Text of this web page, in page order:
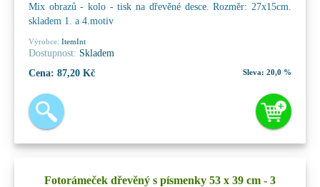
Mix obrazů - kolo - tisk na dřevěné desce. Rozměr: 27x15cm.
skladem 1. a 4.motiv
Výrobce: ItemInt
Dostupnost: Skladem
Cena: 87,20 Kč Sleva: 20,0 %
Fotorámeček dřevěný s písmenky 53 x 39 cm - 3